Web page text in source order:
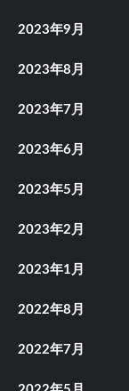
2023年9月
2023年8月
2023年7月
2023年6月
2023年5月
2023年2月
2023年1月
2022年8月
2022年7月